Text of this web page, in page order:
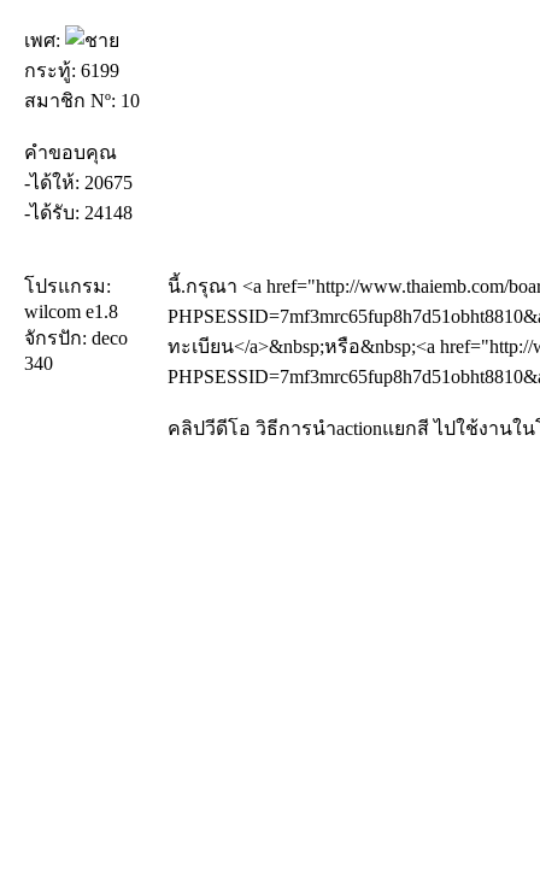
เพศ:
กระทู้: 6199
สมาชิก Nº: 10
คำขอบคุณ
-ได้ให้: 20675
-ได้รับ: 24148
โปรแกรม:
wilcom e1.8
จักรปัก: deco
340
นี้.กรุณา <a href="http://www.thaiemb.com/
ทะเบียน</a>&nbsp;หรือ&nbsp;<a href="http://
คลิปวีดีโอ วิธีการนำactionแยกสี ไปใช้งานใ